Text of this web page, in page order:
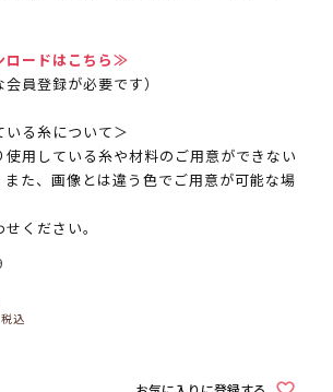
ロードはこちら≫
会員登録が必要です）
る糸について＞
用している糸や材料のご用意ができない
た、画像とは違う色でご用意が可能な場
ください。
税込